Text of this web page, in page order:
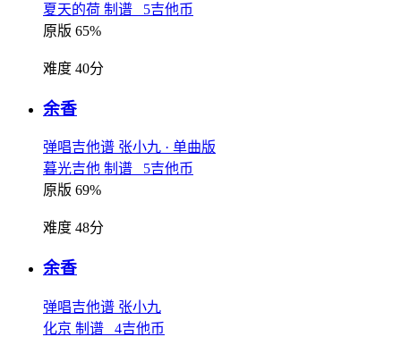
夏天的荷 制谱 5吉他币
原版 65%
难度 40分
余香
弹唱吉他谱 张小九 · 单曲版
暮光吉他 制谱 5吉他币
原版 69%
难度 48分
余香
弹唱吉他谱 张小九
化京 制谱 4吉他币